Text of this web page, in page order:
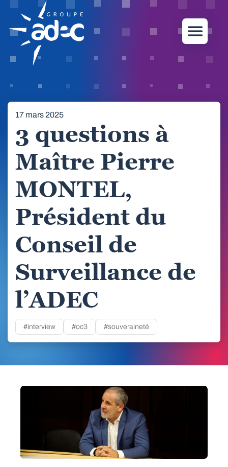
17 mars 2025
3 questions à
Maître Pierre
MONTEL,
Président du
Conseil de
Surveillance de
l’ADEC
#interview #oc3 #souveraineté